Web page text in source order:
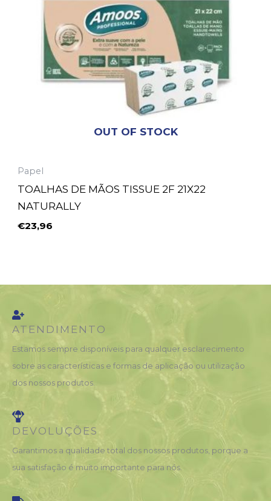
OUT OF STOCK
Papel
TOALHAS DE MÃOS TISSUE 2F 21X22
NATURALLY
€23,96
ATENDIMENTO
Estamos sempre disponíveis para qualquer esclarecimento
sobre as características e formas de aplicação ou utilização
dos nossos produtos.
DEVOLUÇÕES
Garantimos a qualidade total dos nossos produtos, porque a
sua satisfação é muito importante para nós.